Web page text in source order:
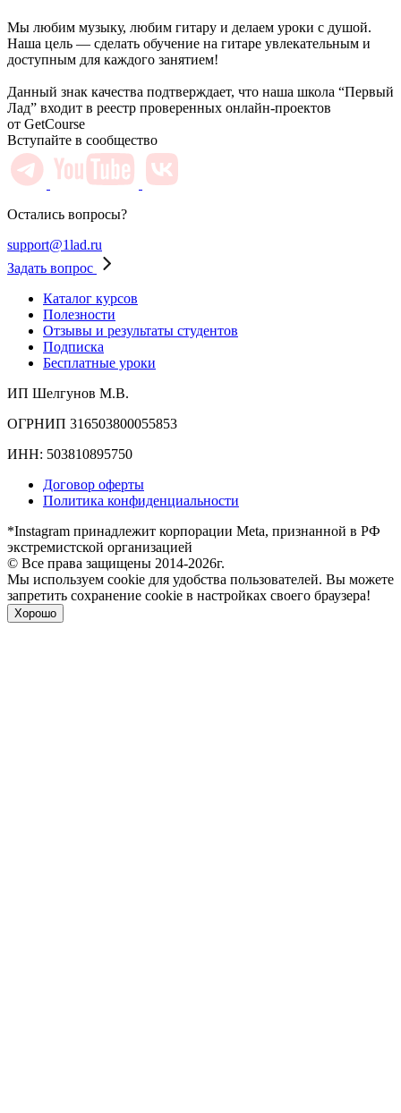
Мы любим музыку, любим гитару и делаем уроки с душой.
Наша цель — сделать обучение на гитаре увлекательным и
доступным для каждого занятием!
Данный знак качества подтверждает, что наша школа “Первый
Лад” входит в реестр проверенных онлайн-проектов
от GetCourse
Вступайте в сообщество
Остались вопросы?
support@1lad.ru
Задать вопрос
Каталог курсов
Полезности
Отзывы и результаты студентов
Подписка
Бесплатные уроки
ИП Шелгунов М.В.
ОГРНИП 316503800055853
ИНН: 503810895750
Договор оферты
Политика конфиденциальности
*Instagram принадлежит корпорации Meta, признанной в РФ
экстремистской организацией
© Все права защищены 2014-2026г.
Мы используем cookie для удобства пользователей. Вы можете
запретить сохранение cookie в настройках своего браузера!
Хорошо